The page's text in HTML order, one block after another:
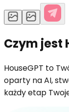
Czym jest
HouseGPT to
oparty na AI,
każdy etap